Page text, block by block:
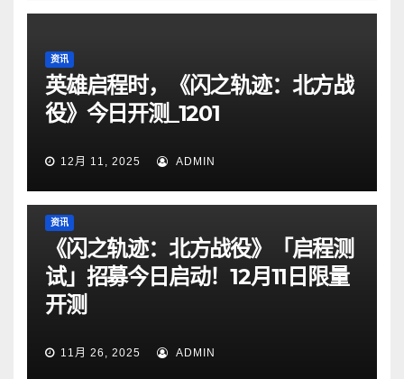
资讯
英雄启程时，《闪之轨迹：北方战
役》今日开测_1201
12月 11, 2025 ADMIN
资讯
《闪之轨迹：北方战役》「启程测
试」招募今日启动！12月11日限量
开测
11月 26, 2025 ADMIN